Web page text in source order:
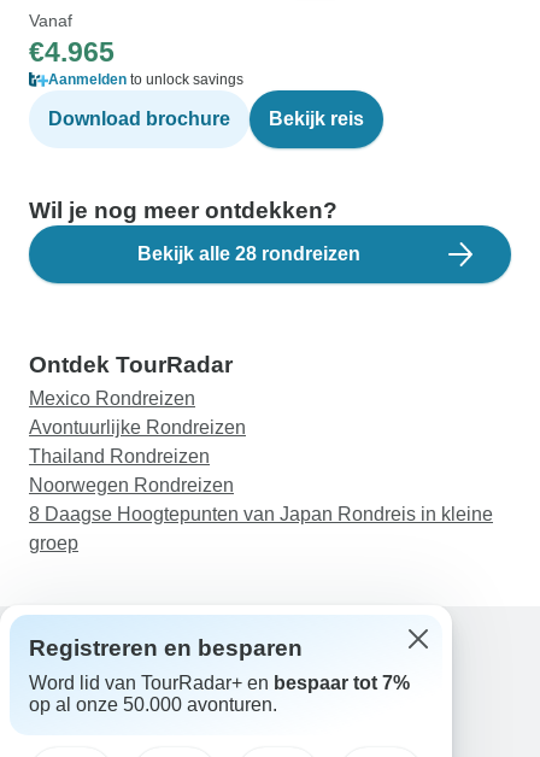
Vanaf
€4.965
Aanmelden to unlock savings
Download brochure Bekijk reis
Wil je nog meer ontdekken?
Bekijk alle 28 rondreizen
Ontdek TourRadar
Mexico Rondreizen
Avontuurlijke Rondreizen
Thailand Rondreizen
Noorwegen Rondreizen
8 Daagse Hoogtepunten van Japan Rondreis in kleine
groep
Hulp
Neem contact met ons op
Registreren en besparen
Word lid van TourRadar+ en bespaar tot 7%
op al onze 50.000 avonturen.